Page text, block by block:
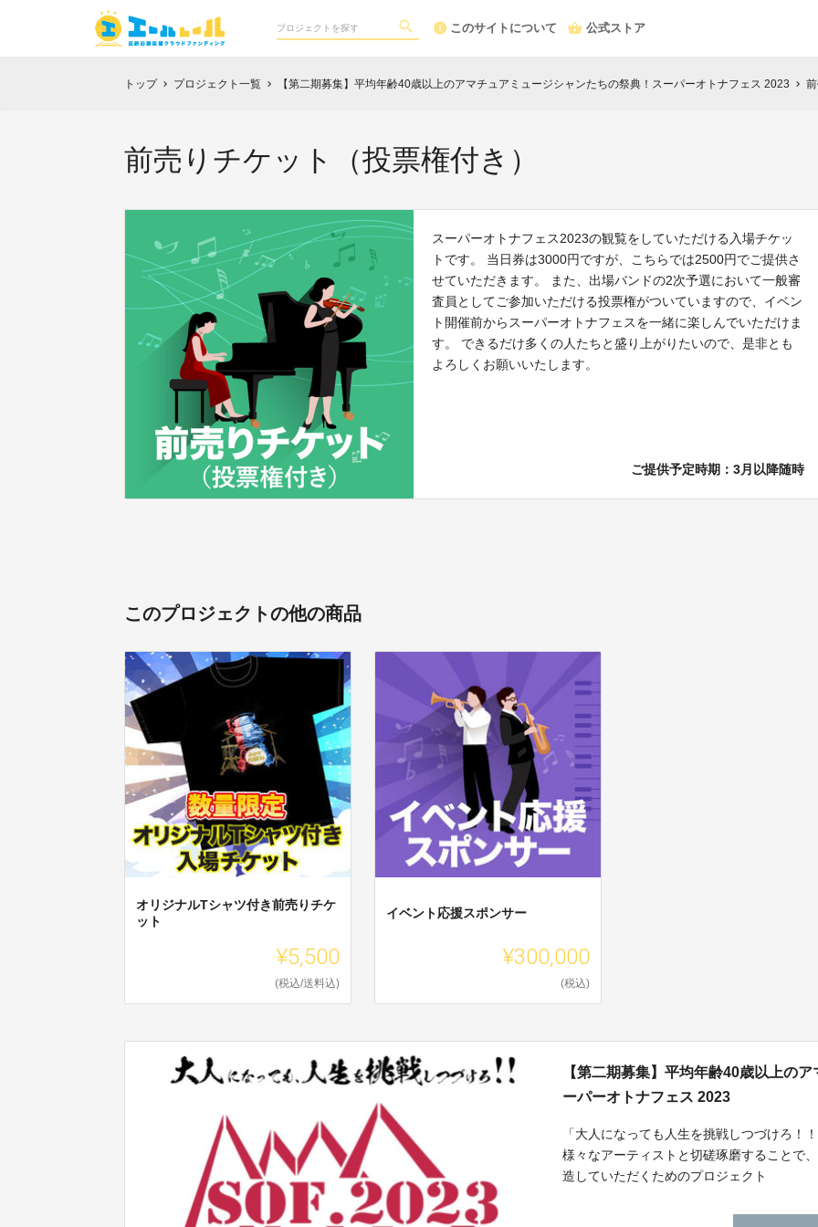
このサイトについて 公式ストア
トップ chevron_right プロジェクト一覧 chevron_right 【第二期募集】平均年齢40歳以上のアマチュアミュージシャンたちの祭典！スーパーオトナフェス 2023 chevron_right
前売りチケット（投票権付き）
スーパーオトナフェス2023の観覧をしていただける入場チケッ
トです。 当日券は3000円ですが、こちらでは2500円でご提供さ
せていただきます。 また、出場バンドの2次予選において一般審
査員としてご参加いただける投票権がついていますので、イベン
ト開催前からスーパーオトナフェスを一緒に楽しんでいただけま
す。 できるだけ多くの人たちと盛り上がりたいので、是非とも
よろしくお願いいたします。
ご提供予定時期：3月以降随時
このプロジェクトの他の商品
オリジナルTシャツ付き前売りチケ
ット
¥5,500
(税込/送料込)
イベント応援スポンサー
¥300,000
(税込)
【第二期募集】平均年齢40歳以上の
ーパーオトナフェス 2023
「大人になっても人生を挑戦しつづけろ！
様々なアーティストと切磋琢磨することで
造していただくためのプロジェクト